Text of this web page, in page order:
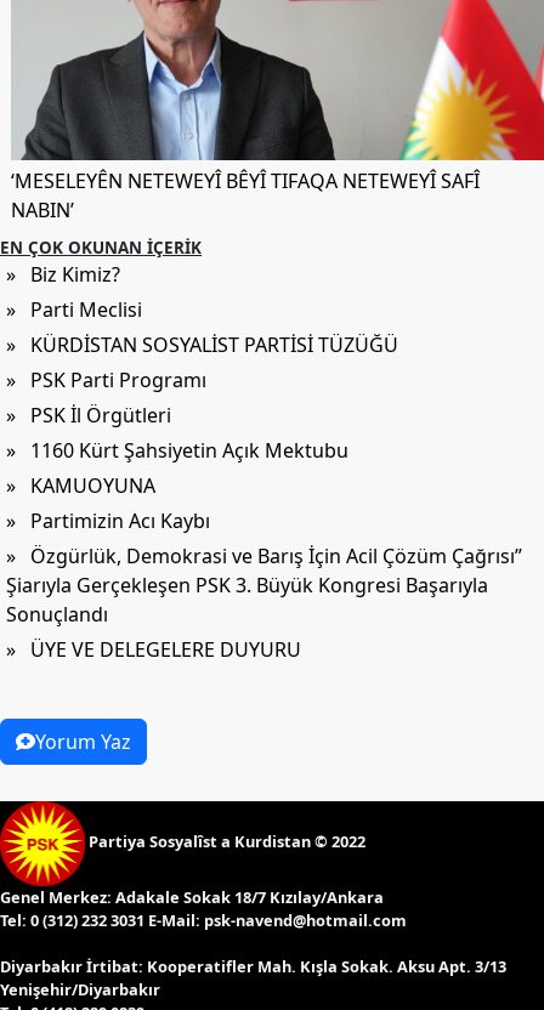
YAYıNLAR
Broşür
Bültenler
Raporlar
Deklerasyonlar
İLETIŞIM
‘MESELEYÊN NETEWEYÎ BÊYÎ TIFAQA NETEWEYÎ SAFÎ
NABIN’
EN ÇOK OKUNAN İÇERIK
» Biz Kimiz?
» Parti Meclisi
» KÜRDİSTAN SOSYALİST PARTİSİ TÜZÜĞÜ
» PSK Parti Programı
» PSK İl Örgütleri
» 1160 Kürt Şahsiyetin Açık Mektubu
» KAMUOYUNA
» Partimizin Acı Kaybı
» Özgürlük, Demokrasi ve Barış İçin Acil Çözüm Çağrısı”
Şiarıyla Gerçekleşen PSK 3. Büyük Kongresi Başarıyla
Sonuçlandı
» ÜYE VE DELEGELERE DUYURU
Yorum Yaz
Partiya Sosyalîst a Kurdistan © 2022
Genel Merkez: Adakale Sokak 18/7 Kızılay/Ankara
Tel: 0 (312) 232 3031 E-Mail: psk-navend@hotmail.com
Diyarbakır İrtibat: Kooperatifler Mah. Kışla Sokak. Aksu Apt. 3/13
Yenişehir/Diyarbakır